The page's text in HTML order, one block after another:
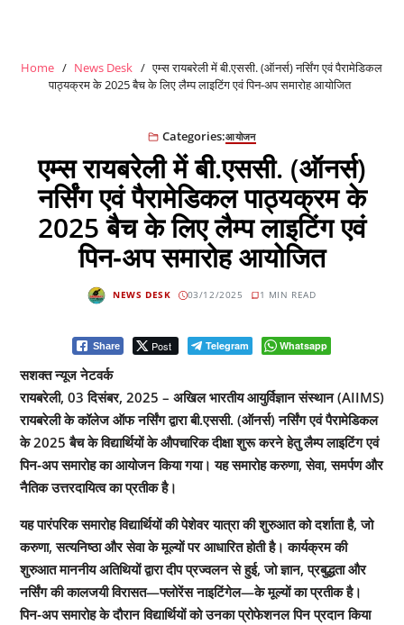
Home News Desk
एम्स रायबरेली में बी.एससी. (ऑनर्स) नर्सिंग एवं पैरामेडिकल
पाठ्यक्रम के 2025 बैच के लिए लैम्प लाइटिंग एवं पिन‑अप समारोह आयोजित
Categories:आयोजन
एम्स रायबरेली में बी.एससी. (ऑनर्स)
नर्सिंग एवं पैरामेडिकल पाठ्यक्रम के
2025 बैच के लिए लैम्प लाइटिंग एवं
पिन‑अप समारोह आयोजित
NEWS DESK 03/12/2025 1 MIN READ
Share Post Telegram Whatsapp
सशक्त न्यूज नेटवर्क
रायबरेली, 03 दिसंबर, 2025 – अखिल भारतीय आयुर्विज्ञान संस्थान (AIIMS)
रायबरेली के कॉलेज ऑफ नर्सिंग द्वारा बी.एससी. (ऑनर्स) नर्सिंग एवं पैरामेडिकल
के 2025 बैच के विद्यार्थियों के औपचारिक दीक्षा शुरू करने हेतु लैम्प लाइटिंग एवं
पिन‑अप समारोह का आयोजन किया गया। यह समारोह करुणा, सेवा, समर्पण और
नैतिक उत्तरदायित्व का प्रतीक है।
यह पारंपरिक समारोह विद्यार्थियों की पेशेवर यात्रा की शुरुआत को दर्शाता है, जो
करुणा, सत्यनिष्ठा और सेवा के मूल्यों पर आधारित होती है। कार्यक्रम की
शुरुआत माननीय अतिथियों द्वारा दीप प्रज्वलन से हुई, जो ज्ञान, प्रबुद्धता और
नर्सिंग की कालजयी विरासत—फ्लोरेंस नाइटिंगेल—के मूल्यों का प्रतीक है।
पिन‑अप समारोह के दौरान विद्यार्थियों को उनका प्रोफेशनल पिन प्रदान किया